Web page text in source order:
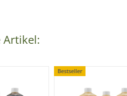
Artikel:
Bestseller